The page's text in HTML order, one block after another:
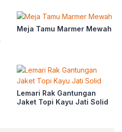
Meja Tamu Marmer Mewah
Lemari Rak Gantungan
Jaket Topi Kayu Jati Solid